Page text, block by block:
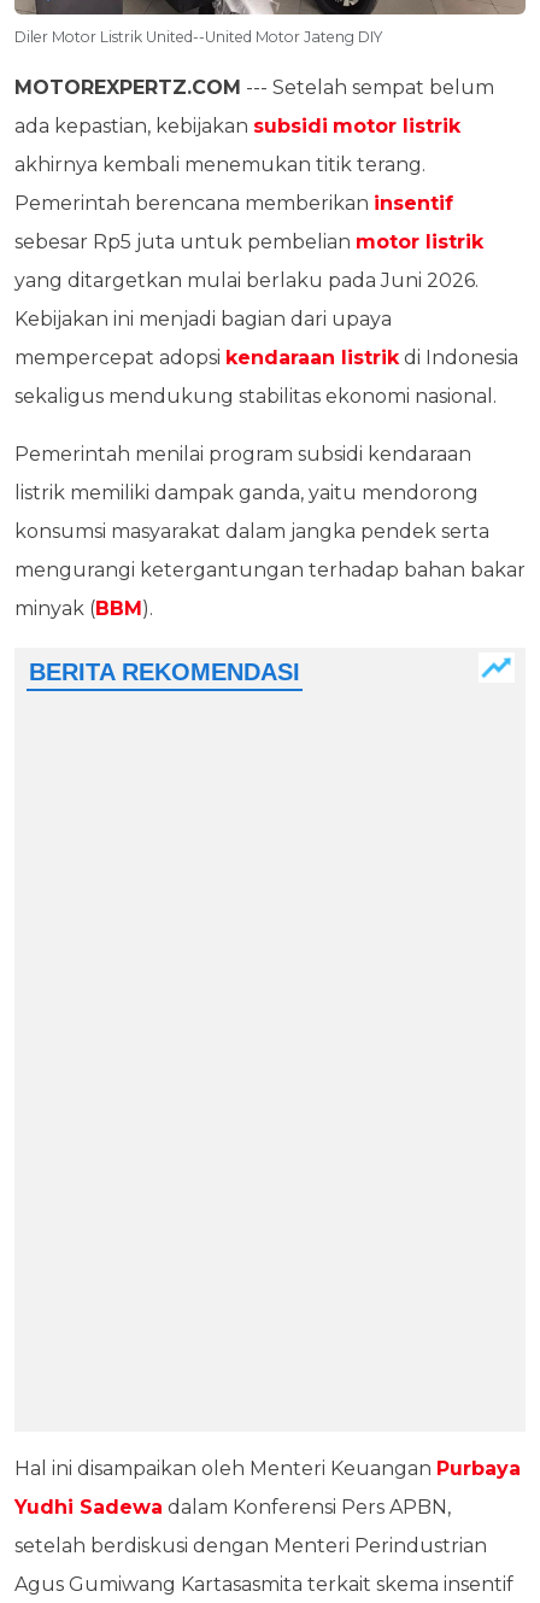
Diler Motor Listrik United--United Motor Jateng DIY
MOTOREXPERTZ.COM --- Setelah sempat belum
ada kepastian, kebijakan subsidi motor listrik
akhirnya kembali menemukan titik terang.
Pemerintah berencana memberikan insentif
sebesar Rp5 juta untuk pembelian motor listrik
yang ditargetkan mulai berlaku pada Juni 2026.
Kebijakan ini menjadi bagian dari upaya
mempercepat adopsi kendaraan listrik di Indonesia
sekaligus mendukung stabilitas ekonomi nasional.
Pemerintah menilai program subsidi kendaraan
listrik memiliki dampak ganda, yaitu mendorong
konsumsi masyarakat dalam jangka pendek serta
mengurangi ketergantungan terhadap bahan bakar
minyak (BBM).
Hal ini disampaikan oleh Menteri Keuangan Purbaya
Yudhi Sadewa dalam Konferensi Pers APBN,
setelah berdiskusi dengan Menteri Perindustrian
Agus Gumiwang Kartasasmita terkait skema insentif